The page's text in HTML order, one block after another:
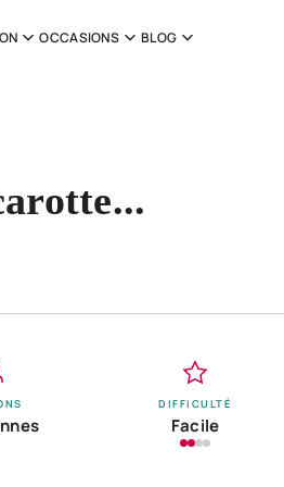
OCCASIONS BLOG
DIFFICULTÉ
Facile